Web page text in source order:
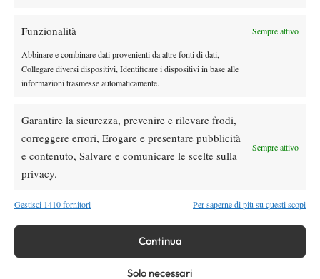
Funzionalità Sempre attivo
Abbinare e combinare dati provenienti da altre fonti di dati,
Collegare diversi dispositivi, Identificare i dispositivi in base alle
informazioni trasmesse automaticamente.
Garantire la sicurezza, prevenire e rilevare frodi,
correggere errori, Erogare e presentare pubblicità
e contenuto, Salvare e comunicare le scelte sulla
privacy.
Sempre attivo
Gestisci 1410 fornitori Per saperne di più su questi scopi
Continua
Solo necessari
WTA 1000 Toronto 2026: pioggia pesante,
gioco sospeso